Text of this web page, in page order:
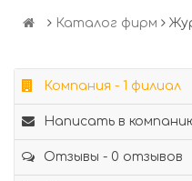
Каталог фирм
Компания - 1 филиал
Написать в
Отзывы - 0 отзывов